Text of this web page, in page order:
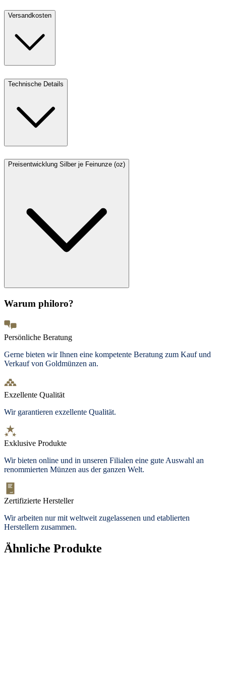
Versandkosten
Technische Details
Preisentwicklung Silber je Feinunze (oz)
Warum philoro?
Persönliche Beratung
Gerne bieten wir Ihnen eine kompetente Beratung zum Kauf und
Verkauf von Goldmünzen an.
Exzellente Qualität
Wir garantieren exzellente Qualität.
Exklusive Produkte
Wir bieten online und in unseren Filialen eine gute Auswahl an
renommierten Münzen aus der ganzen Welt.
Zertifizierte Hersteller
Wir arbeiten nur mit weltweit zugelassenen und etablierten
Herstellern zusammen.
Ähnliche Produkte